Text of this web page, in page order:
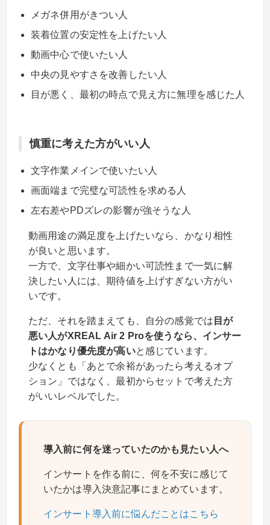
メガネ併用がきつい人
装着位置の安定性を上げたい人
動画中心で使いたい人
中央の見やすさを改善したい人
目が悪く、最初の時点で見え方に無理を感じた人
慎重に考えた方がいい人
文字作業メインで使いたい人
画面端まで完璧な可読性を求める人
左右差やPDズレの影響が強そうな人
動画用途の満足度を上げたいなら、かなり相性
が良いと思います。
一方で、文字仕事や細かい可読性まで一気に解
決したい人には、期待値を上げすぎない方がい
いです。
ただ、それを踏まえても、自分の感覚では 目が
悪い人がXREAL Air 2 Proを使うなら、インサー
トはかなり優先度が高いと感じています。
少なくとも「あとで余裕があったら考えるオプ
ション」ではなく、最初からセットで考えた方
がいいレベルでした。
導入前に何を迷っていたのかも見たい人へ
インサートを作る前に、何を不安に感じて
いたかは導入決意記事にまとめています。
インサート導入前に悩んだことはこちら